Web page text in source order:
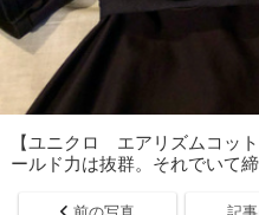
【ユニクロ エアリズムコッ
ールド力は抜群。それでいて
前の写真 記